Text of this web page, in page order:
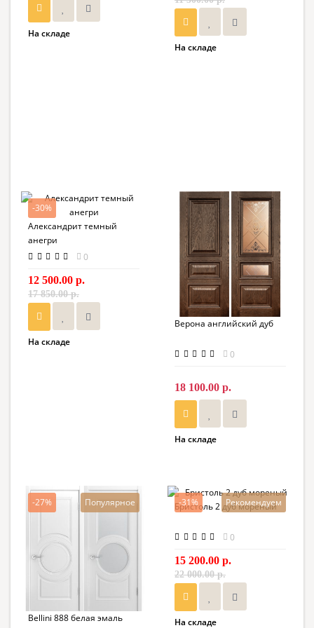
На складе
На складе
-30%
Александрит темный
анегри
0
12 500.00 р.
17 850.00 р.
На складе
Верона английский дуб
0
18 100.00 р.
На складе
-27% Популярное
Bellini 888 белая эмаль
-31% Рекомендуем
Бристоль 2 дуб мореный
0
15 200.00 р.
22 000.00 р.
На складе